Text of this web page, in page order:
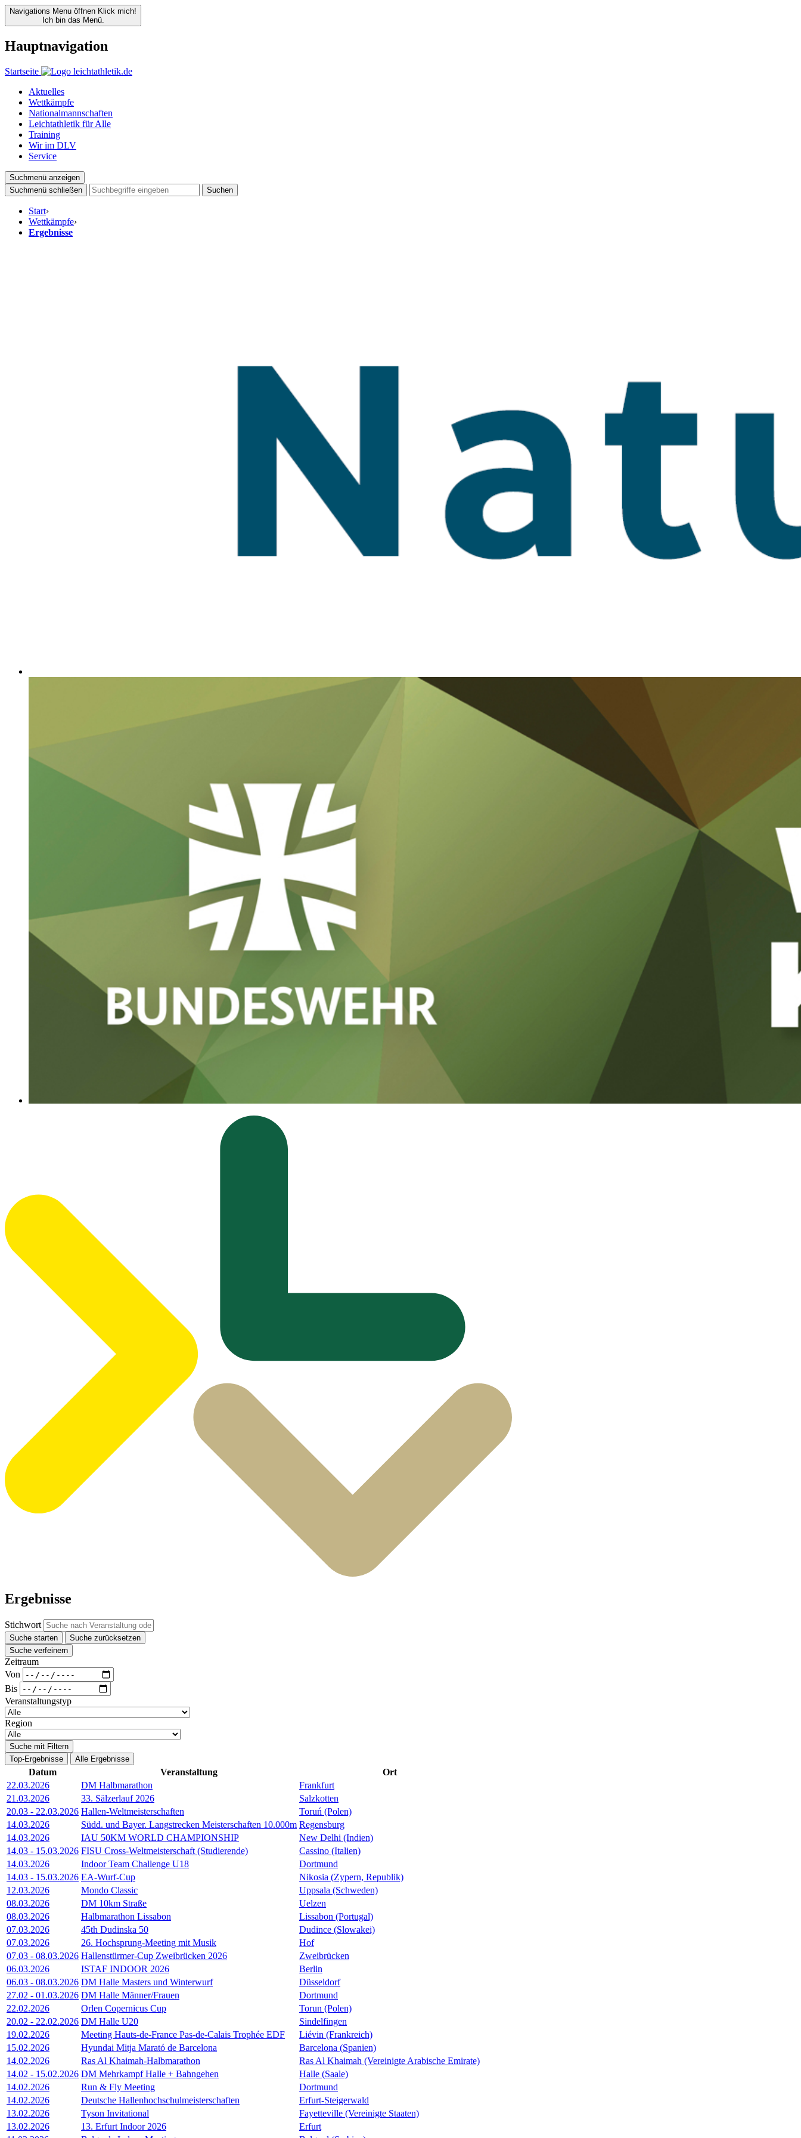
Navigations Menu öffnen Klick mich!
Ich bin das Menü.
Hauptnavigation
Startseite
Aktuelles
Wettkämpfe
Nationalmannschaften
Leichtathletik für Alle
Training
Wir im DLV
Service
Suchmenü anzeigen
Suchmenü schließen
Suchen
Start›
Wettkämpfe›
Ergebnisse
Ergebnisse
Stichwort
Suche starten
Suche zurücksetzen
Suche verfeinern
Zeitraum
Von
Bis
Veranstaltungstyp
Region
Suche mit Filtern
Top-Ergebnisse
Alle Ergebnisse
Datum Veranstaltung
Ort
22.03.2026
DM Halbmarathon
Frankfurt
21.03.2026
33. Sälzerlauf 2026
Salzkotten
20.03 - 22.03.2026 Hallen-Weltmeisterschaften
Toruń (Polen)
14.03.2026
Südd. und Bayer. Langstrecken Meisterschaften 10.000m Regensburg
14.03.2026
IAU 50KM WORLD CHAMPIONSHIP
New Delhi (Indien)
14.03 - 15.03.2026 FISU Cross-Weltmeisterschaft (Studierende)
Cassino (Italien)
14.03.2026
Indoor Team Challenge U18
Dortmund
14.03 - 15.03.2026 EA-Wurf-Cup
Nikosia (Zypern, Republik)
12.03.2026
Mondo Classic
Uppsala (Schweden)
08.03.2026
DM 10km Straße
Uelzen
08.03.2026
Halbmarathon Lissabon
Lissabon (Portugal)
07.03.2026
45th Dudinska 50
Dudince (Slowakei)
07.03.2026
26. Hochsprung-Meeting mit Musik
Hof
07.03 - 08.03.2026 Hallenstürmer-Cup Zweibrücken 2026
Zweibrücken
06.03.2026
ISTAF INDOOR 2026
Berlin
06.03 - 08.03.2026 DM Halle Masters und Winterwurf
Düsseldorf
27.02 - 01.03.2026 DM Halle Männer/Frauen
Dortmund
22.02.2026
Orlen Copernicus Cup
Torun (Polen)
20.02 - 22.02.2026 DM Halle U20
Sindelfingen
19.02.2026
Meeting Hauts-de-France Pas-de-Calais Trophée EDF
Liévin (Frankreich)
15.02.2026
Hyundai Mitja Marató de Barcelona
Barcelona (Spanien)
14.02.2026
Ras Al Khaimah-Halbmarathon
Ras Al Khaimah (Vereinigte Arabische Emirate)
14.02 - 15.02.2026 DM Mehrkampf Halle + Bahngehen
Halle (Saale)
14.02.2026
Run & Fly Meeting
Dortmund
14.02.2026
Deutsche Hallenhochschulmeisterschaften
Erfurt-Steigerwald
13.02.2026
Tyson Invitational
Fayetteville (Vereinigte Staaten)
13.02.2026
13. Erfurt Indoor 2026
Erfurt